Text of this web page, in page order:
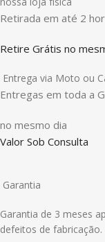
Retirada em até 2
Retire Grátis no
Entrega via Moto ou
Entregas em toda a
no mesmo dia
Valor Sob Consulta
Garantia
Garantia de 3 meses
defeitos de fabricação.